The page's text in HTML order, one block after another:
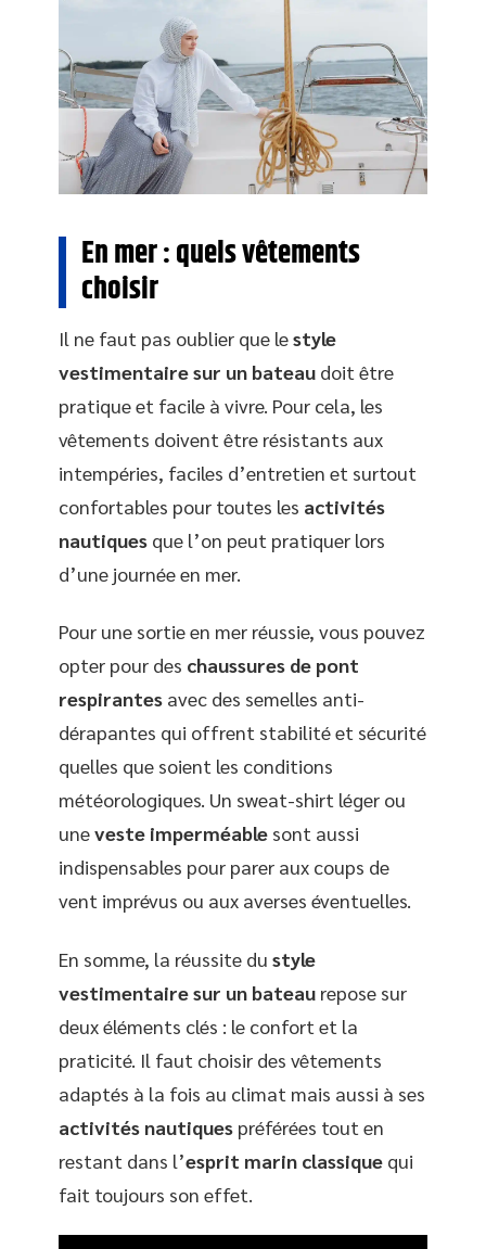
En mer : quels vêtements
choisir
Il ne faut pas oublier que lestyle
vestimentaire sur un bateau doit être
pratique et facile à vivre. Pour cela, les
vêtements doivent être résistants aux
intempéries, faciles d’entretien et surtout
confortables pour toutes les activités
nautiques que l’on peut pratiquer lors
d’une journée en mer.
Pour une sortie en mer réussie, vous pouvez
opter pour des chaussures de pont
respirantes avec des semelles anti-
dérapantes qui offrent stabilité et sécurité
quelles que soient les conditions
météorologiques. Un sweat-shirt léger ou
uneveste imperméable sont aussi
indispensables pour parer aux coups de
vent imprévus ou aux averses éventuelles.
En somme, la réussite du style
vestimentaire sur un bateau repose sur
deux éléments clés : le confort et la
praticité. Il faut choisir des vêtements
adaptés à la fois au climat mais aussi à ses
activités nautiques préférées tout en
restant dans l’esprit marin classique qui
fait toujours son effet.